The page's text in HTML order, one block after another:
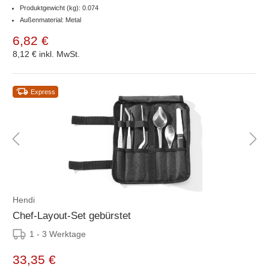
Produktgewicht (kg): 0.074
Außenmaterial: Metal
6,82 €
8,12 € inkl. MwSt.
Express
Hendi
Chef-Layout-Set gebürstet
1 - 3 Werktage
33,35 €